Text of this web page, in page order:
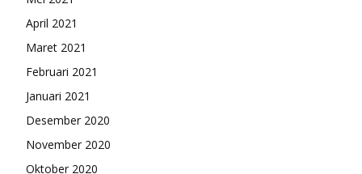
April 2021
Maret 2021
Februari 2021
Januari 2021
Desember 2020
November 2020
Oktober 2020